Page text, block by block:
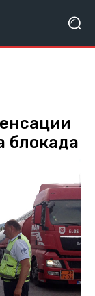
блокада